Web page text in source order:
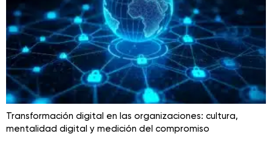
Transformación digital en las organizaciones: cultura,
mentalidad digital y medición del compromiso